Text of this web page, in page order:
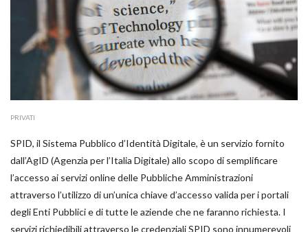
PRIVATI
SPID, il Sistema Pubblico d’Identità Digitale, è un servizio fornito
dall’AgID (Agenzia per l’Italia Digitale) allo scopo di semplificare
l’accesso ai servizi online delle Pubbliche Amministrazioni
attraverso l’utilizzo di un’unica chiave d’accesso valida per i portali
degli Enti Pubblici e di tutte le aziende che ne faranno richiesta. I
servizi richiedibili attraverso le credenziali SPID sono innumerevoli